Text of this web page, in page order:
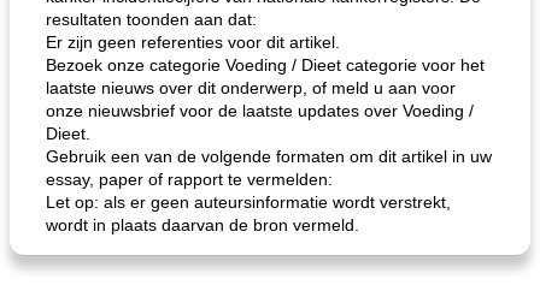
resultaten toonden aan dat:
Er zijn geen referenties voor dit artikel.
Bezoek onze categorie Voeding / Dieet categorie voor het
laatste nieuws over dit onderwerp, of meld u aan voor
onze nieuwsbrief voor de laatste updates over Voeding /
Dieet.
Gebruik een van de volgende formaten om dit artikel in uw
essay, paper of rapport te vermelden:
Let op: als er geen auteursinformatie wordt verstrekt,
wordt in plaats daarvan de bron vermeld.